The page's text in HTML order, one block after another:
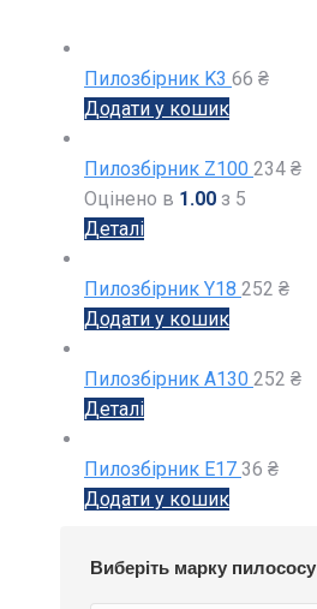
Пилозбірник K3 66 ₴
Додати у кошик
Пилозбірник Z100 234 ₴
Оцінено в 1.00 з 5
Деталі
Пилозбірник Y18 252 ₴
Додати у кошик
Пилозбірник А130 252 ₴
Деталі
Пилозбірник E17 36 ₴
Додати у кошик
Виберіть марку пилососу